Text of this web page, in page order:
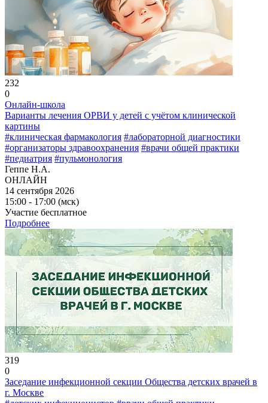
232
0
Онлайн-школа
Варианты лечения ОРВИ у детей с учётом клинической
картины
#клиническая фармакология #лабораторной диагностики
#организаторы здравоохранения #врачи общей практики
#педиатрия #пульмонология
Геппе Н.А.
ОНЛАЙН
14 сентября 2026
15:00 - 17:00 (мск)
Участие бесплатное
Подробнее
319
0
Заседание инфекционной секции Общества детских врачей в
г. Москве